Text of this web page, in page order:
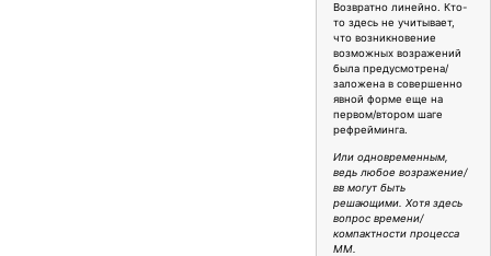
Возвратно линейно. Кто-
то здесь не учитывает,
что возникновение
возможных возражений
была предусмотрена/
заложена в совершенно
явной форме еще на
первом/втором шаге
рефрейминга.
Или одновременным,
ведь любое возражение/
вв могут быть
решающими. Хотя здесь
вопрос времени/
компактности процесса
ММ.